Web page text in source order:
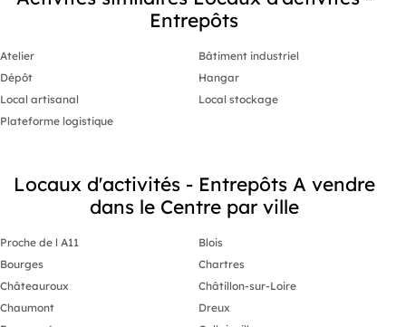
Entrepôts
Atelier
Bâtiment industriel
Dépôt
Hangar
Local artisanal
Local stockage
Plateforme logistique
Locaux d'activités - Entrepôts A vendre
dans le Centre par ville
Proche de l A11
Blois
Bourges
Chartres
Châteauroux
Châtillon-sur-Loire
Chaumont
Dreux